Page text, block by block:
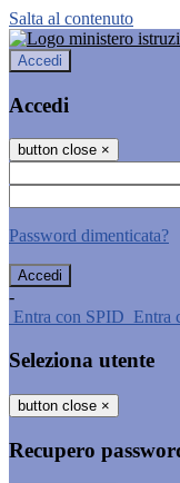
Salta al contenuto
Accedi
Accedi
button close ×
Password dimenticata?
-
Entra con SPID Entra
Seleziona utente
button close ×
Recupero